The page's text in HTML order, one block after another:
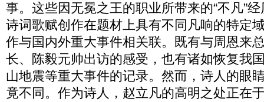
事。这些因无冕之王的职业所带来的“不凡”
诗词歌赋创作在题材上具有不同凡响的特
作与国内外重大事件相关联。既有与周恩来
长、陈毅元帅出访的感受，也有诸如恢复我
山地震等重大事件的记录。然而，诗人的眼
竟不同。作为诗人，赵立凡的高明之处正在